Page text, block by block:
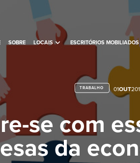
SOBRE LOCAISexpand_more ESCRITÓRIOS MOBILIADOS
TRABALHO 01OUT
se com
da